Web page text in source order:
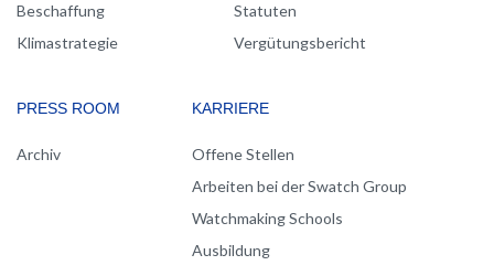
Beschaffung
Klimastrategie
Statuten
Vergütungsbericht
PRESS ROOM
Archiv
KARRIERE
Offene Stellen
Arbeiten bei der Swatch Group
Watchmaking Schools
Ausbildung